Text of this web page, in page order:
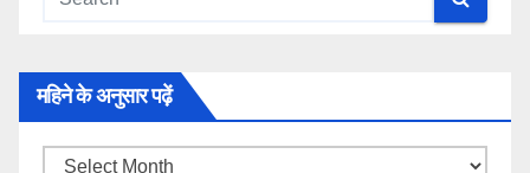
महिने के अनुसार पढ़ें
महिने